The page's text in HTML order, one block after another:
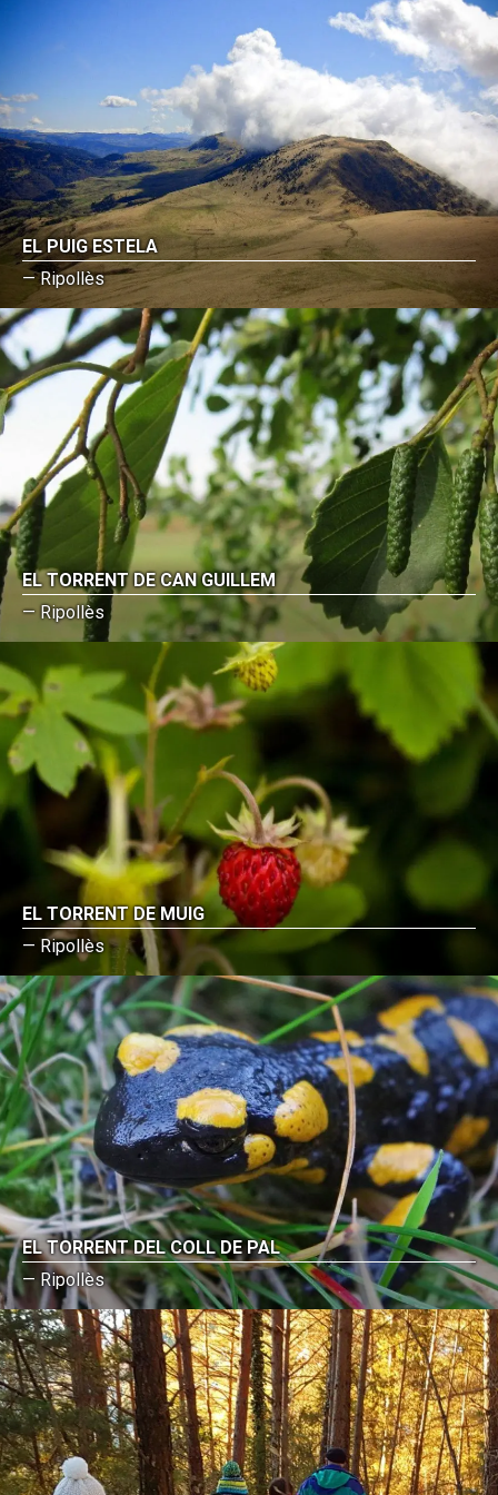
EL PUIG ESTELA
— Ripollès
EL TORRENT DE CAN GUILLEM
— Ripollès
EL TORRENT DE MUIG
— Ripollès
EL TORRENT DEL COLL DE PAL
— Ripollès